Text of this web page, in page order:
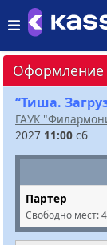
Оформление
“Тиша.
ГАУК
2027 11:00 сб
Партер
Свободно мест: